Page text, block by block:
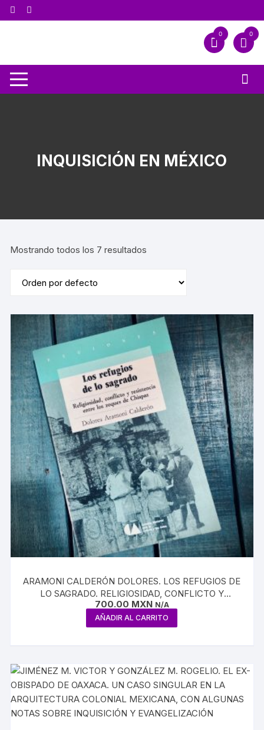
0 0
INQUISICIÓN EN MÉXICO
Mostrando todos los 7 resultados
ARAMONI CALDERÓN DOLORES. LOS REFUGIOS DE
LO SAGRADO. RELIGIOSIDAD, CONFLICTO Y
RESISTENCIA ENTRE LOS ZOQUES DE CHIAPAS
700.00 MXN N/A
AÑADIR AL CARRITO